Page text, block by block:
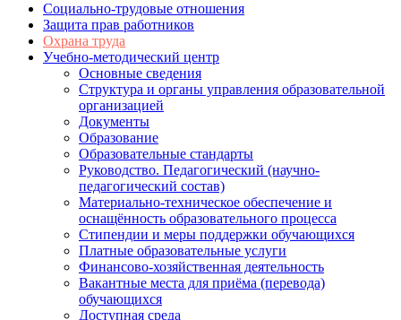
Социально-трудовые отношения
Защита прав работников
Охрана труда
Учебно-методический центр
Основные сведения
Структура и органы управления образовательной
организацией
Документы
Образование
Образовательные стандарты
Руководство. Педагогический (научно-
педагогический состав)
Материально-техническое обеспечение и
оснащённость образовательного процесса
Стипендии и меры поддержки обучающихся
Платные образовательные услуги
Финансово-хозяйственная деятельность
Вакантные места для приёма (перевода)
обучающихся
Доступная среда